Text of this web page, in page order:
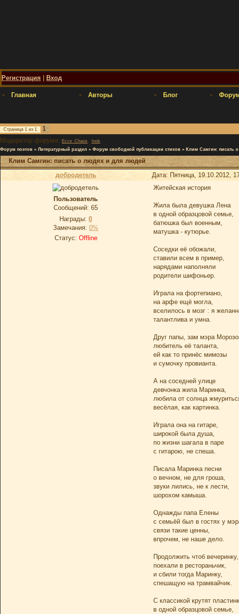
Регистрация Вход
Главная Авторы Блог
Страница 1 из 1
1
Модератор форума: Ecce_Chaos ,
Inok
Форум поэтов » Литературный раздел » Форум свободной публикации стихов » Клим Самгин: писать
Клим Самгин: писать о людях и для людей
добродетель
Дата: Пятница, 19.10.2012,
Пoльзoватель
Сообщений: 65
Награды: 0
Замечания: 0%
Статус: Offline
Житейская история
Жила была девушка Лена
в одной образцовой семье,
батюшка был военным,
матушка - кутюрье.
Соседки её обожали,
ставили всем в пример,
нарядами наполняли
родители шифоньер.
Играла на фортепиано,
на арфе ещё могла,
вселилось в мозг : я
талантлива и умна.
Друг папы, зам мэра
любитель её таланта,
ей как то принёс мимозы
и сумочку провианта.
А на соседней улице
девчонка жила Маринка,
любила от солнца
весёлая, как картинка.
Играла она на гитаре,
широкой была душа,
по жизни шагала в паре
с гитарою, не спеша.
Писала Маринка песни
о вечном, не для гроша,
звуки лились, не к лести,
шорохом камыша.
Однажды папа Елены
с семьёй был в гостях у
связи такие ценны,
впрочем, не наше дело.
Продолжить чтоб вечеринку,
поехали в рестораньчик,
и сбили тогда Маринку,
спешащую на трамвайчик.
С классикой крутят
в одной образцовой семье,